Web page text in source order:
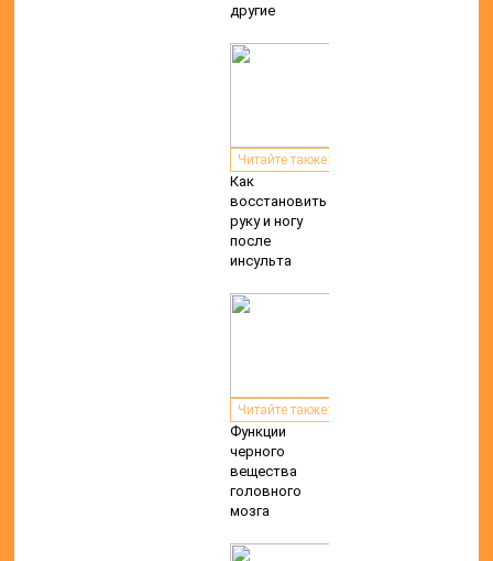
другие
Читайте также:
Как
восстановить
руку и ногу
после
инсульта
Читайте также:
Функции
черного
вещества
головного
мозга